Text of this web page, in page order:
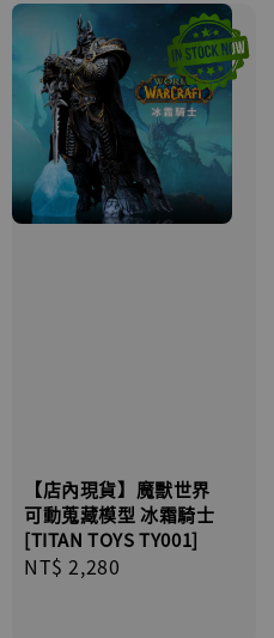
【店內現貨】魔獸世界
可動蒐藏模型 冰霜騎士
[TITAN TOYS TY001]
Regular
NT$ 2,280